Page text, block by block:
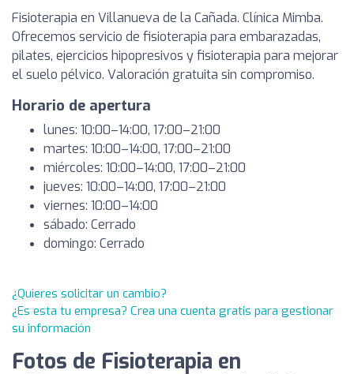
Fisioterapia en Villanueva de la Cañada. Clínica Mimba.
Ofrecemos servicio de fisioterapia para embarazadas,
pilates, ejercicios hipopresivos y fisioterapia para mejorar
el suelo pélvico. Valoración gratuita sin compromiso.
Horario de apertura
lunes: 10:00–14:00, 17:00–21:00
martes: 10:00–14:00, 17:00–21:00
miércoles: 10:00–14:00, 17:00–21:00
jueves: 10:00–14:00, 17:00–21:00
viernes: 10:00–14:00
sábado: Cerrado
domingo: Cerrado
¿Quieres solicitar un cambio?
¿Es esta tu empresa? Crea una cuenta gratis para gestionar
su información
Fotos de Fisioterapia en